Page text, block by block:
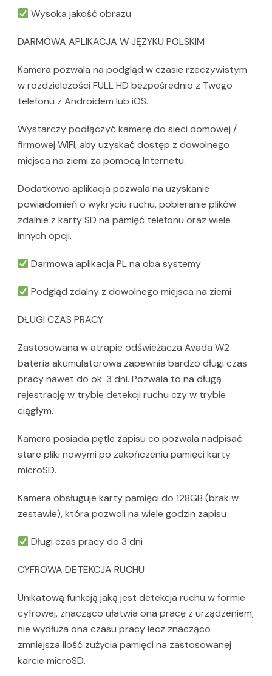
Wysoka jakość obrazu
DARMOWA APLIKACJA W JĘZYKU POLSKIM
Kamera pozwala na podgląd w czasie rzeczywistym
w rozdzielczości FULL HD bezpośrednio z Twego
telefonu z Androidem lub iOS.
Wystarczy podłączyć kamerę do sieci domowej /
firmowej WIFI, aby uzyskać dostęp z dowolnego
miejsca na ziemi za pomocą Internetu.
Dodatkowo aplikacja pozwala na uzyskanie
powiadomień o wykryciu ruchu, pobieranie plików
zdalnie z karty SD na pamięć telefonu oraz wiele
innych opcji.
Darmowa aplikacja PL na oba systemy
Podgląd zdalny z dowolnego miejsca na ziemi
DŁUGI CZAS PRACY
Zastosowana w atrapie odświeżacza Avada W2
bateria akumulatorowa zapewnia bardzo długi czas
pracy nawet do ok. 3 dni. Pozwala to na długą
rejestrację w trybie detekcji ruchu czy w trybie
ciągłym.
Kamera posiada pętle zapisu co pozwala nadpisać
stare pliki nowymi po zakończeniu pamięci karty
microSD.
Kamera obsługuje karty pamięci do 128GB (brak w
zestawie), która pozwoli na wiele godzin zapisu
Długi czas pracy do 3 dni
CYFROWA DETEKCJA RUCHU
Unikatową funkcją jaką jest detekcja ruchu w formie
cyfrowej, znacząco ułatwia ona pracę z urządzeniem,
nie wydłuża ona czasu pracy lecz znacząco
zmniejsza ilość zużycia pamięci na zastosowanej
karcie microSD.